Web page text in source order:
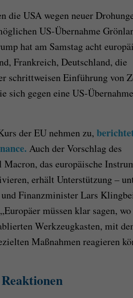
die USA wegen neuer
US-Übernahme
hat am Samstag acht
Frankreich, Deutschland, die
schrittweisen Einführung von
sich gegen eine US-Übernahme
der EU nehmen zu,
Auch der Vorschlag des
das europäische
erhält Unterstützung –
Finanzminister Lars
müssen klar sagen,
Werkzeugkasten, mit
Maßnahmen reagieren